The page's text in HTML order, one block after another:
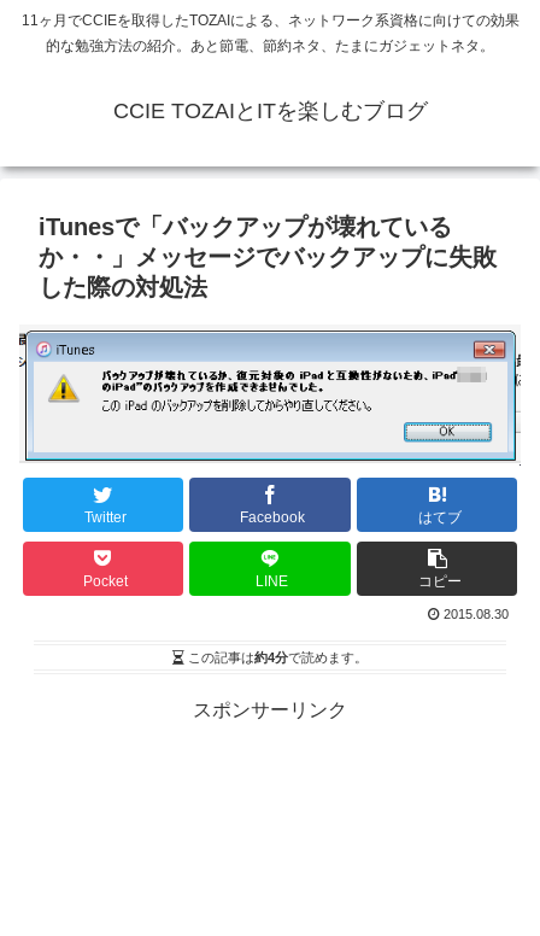
11ヶ月でCCIEを取得したTOZAIによる、ネットワーク系資格に向けての効果
的な勉強方法の紹介。あと節電、節約ネタ、たまにガジェットネタ。
CCIE TOZAIとITを楽しむブログ
iTunesで「バックアップが壊れている
か・・」メッセージでバックアップに失敗
した際の対処法
Twitter Facebook はてブ
Pocket LINE コピー
2015.08.30
この記事は約4分で読めます。
スポンサーリンク